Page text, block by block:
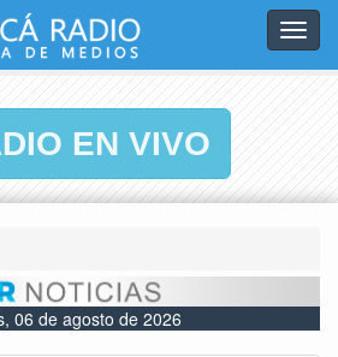
EN VIVO
06 de agosto de 2026